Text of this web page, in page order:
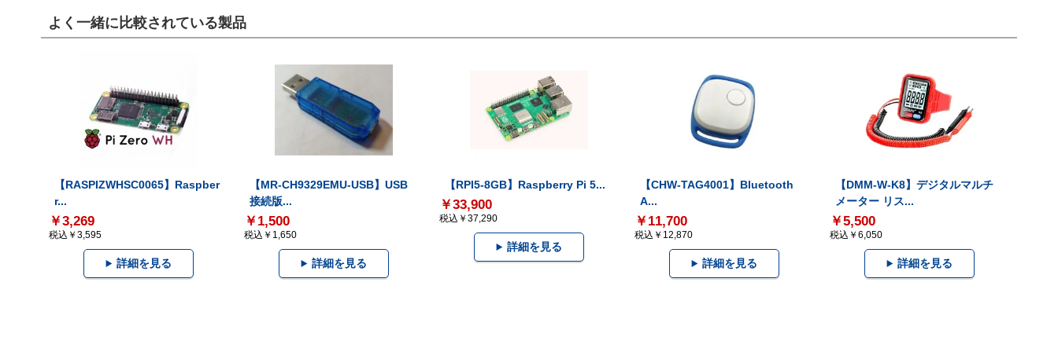
よく一緒に比較されている製品
【RASPIZWHSC0065】Raspber
r...
￥3,269
税込￥3,595
詳細を見る
【MR-CH9329EMU-USB】USB
接続版...
￥1,500
税込￥1,650
詳細を見る
【RPI5-8GB】Raspberry Pi 5...
￥33,900
税込￥37,290
詳細を見る
【CHW-TAG4001】Bluetooth
A...
￥11,700
税込￥12,870
詳細を見る
【DMM-W-K8】デジタルマルチ
メーター リス...
￥5,500
税込￥6,050
詳細を見る